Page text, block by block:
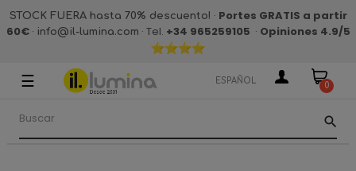
STOCK FUERA hasta 70% descuento! · Portes GRATIS a partir
60€· info@il-lumina.com · Tel. +34 965259105 · Opiniones 4.9/5
Navegación
palanca
☰ ESPAÑOL 0
search